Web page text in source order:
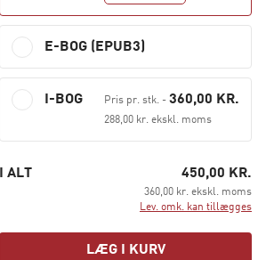
E-BOG (EPUB3)
I-BOG Pris pr. stk. -360,00 KR.
288,00 kr. ekskl. moms
I ALT 450,00 KR.
360,00 kr. ekskl. moms
Lev. omk. kan tillægges
LÆG I KURV